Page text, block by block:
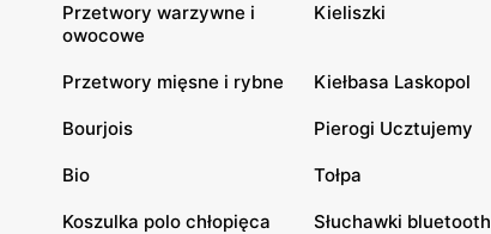
Przetwory warzywne i
owocowe
Kieliszki
Przetwory mięsne i rybne Kiełbasa Laskopol
Bourjois Pierogi Ucztujemy
Bio Tołpa
Koszulka polo chłopięca Słuchawki bluetooth